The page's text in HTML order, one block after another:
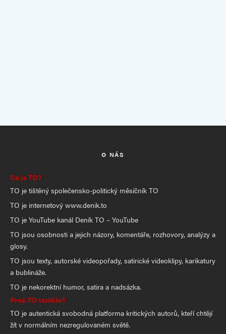
O NÁS
Co je TO?
TO je tištěný společensko-politický měsíčník TO
TO je internetový www.denik.to
TO je YouTube kanál Deník TO – YouTube
TO jsou osobnosti a jejich názory, komentáře, rozhovory, analýzy a
glosy.
TO jsou texty, autorské videopořady, satirické videoklipy, karikatury
a bublináže.
TO je nekorektní humor, satira a nadsázka.
Proč TO vzniklo?
TO je autentická svobodná platforma kritických autorů, kteří chtějí
žít v normálním nezregulovaném světě.